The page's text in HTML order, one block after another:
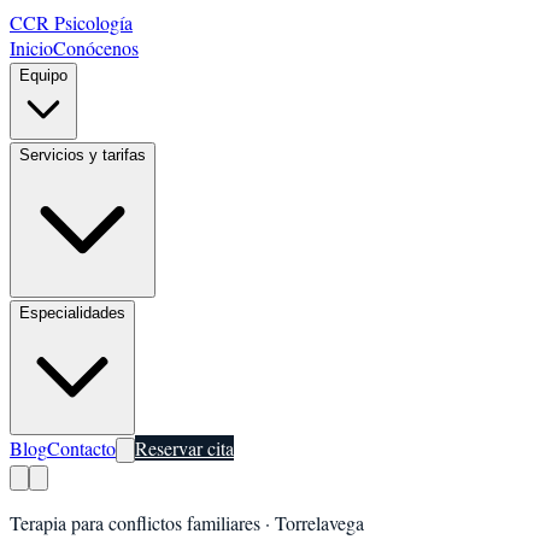
CCR Psicología
InicioConócenos
Equipo
Servicios y tarifas
Especialidades
BlogContacto Reservar cita
Terapia para conflictos familiares · Torrelavega